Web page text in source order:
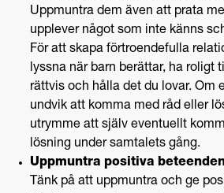
Uppmuntra dem även att prata
upplever något som inte känns
För att skapa förtroendefulla
lyssna när barn berättar, ha roligt
rättvis och hålla det du lovar. Om
undvik att komma med råd eller
utrymme att själv eventuellt
lösning under samtalets gång.
Uppmuntra positiva
Tänk på att uppmuntra och ge